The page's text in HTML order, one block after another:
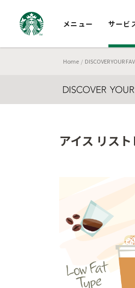
メニュー サービ
Home DISCOVER YOUR
アイス リス